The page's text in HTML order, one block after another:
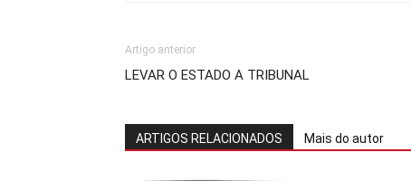
Artigo anterior
LEVAR O ESTADO A TRIBUNAL
ARTIGOS RELACIONADOS Mais do autor